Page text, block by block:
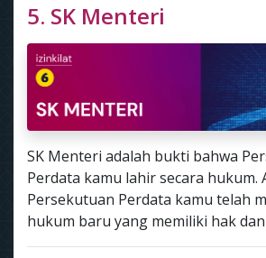
5. SK Menteri
SK Menteri adalah bukti bahwa
Perdata kamu lahir secara hukum.
Persekutuan Perdata kamu telah
hukum baru yang memiliki hak